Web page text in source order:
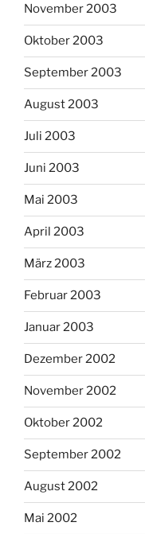
November 2003
Oktober 2003
September 2003
August 2003
Juli 2003
Juni 2003
Mai 2003
April 2003
März 2003
Februar 2003
Januar 2003
Dezember 2002
November 2002
Oktober 2002
September 2002
August 2002
Mai 2002